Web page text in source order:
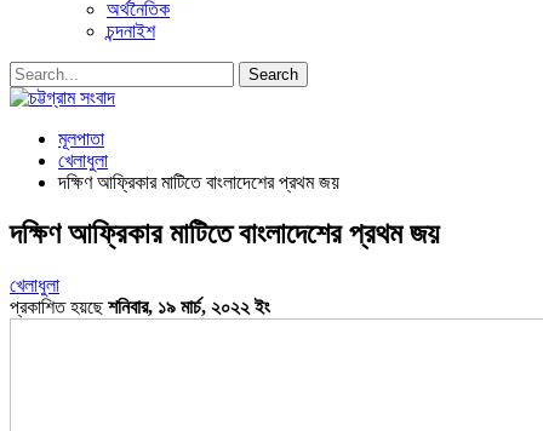
অর্থনৈতিক
চন্দনাইশ
মূলপাতা
খেলাধুলা
দক্ষিণ আফ্রিকার মাটিতে বাংলাদেশের প্রথম জয়
দক্ষিণ আফ্রিকার মাটিতে বাংলাদেশের প্রথম জয়
খেলাধুলা
প্রকাশিত হয়ছেশনিবার, ১৯ মার্চ, ২০২২ ইং